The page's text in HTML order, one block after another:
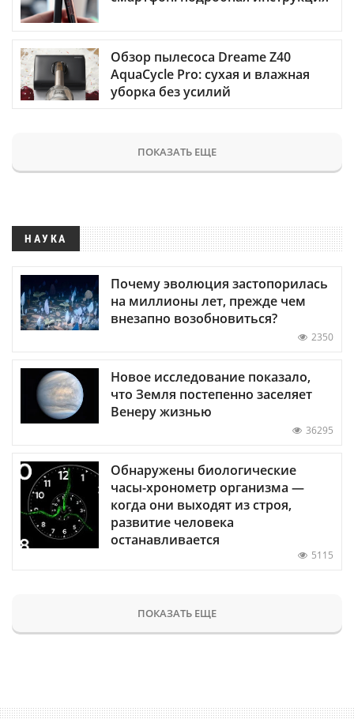
Обзор пылесоса Dreame Z40
AquaCycle Pro: сухая и влажная
уборка без усилий
ПОКАЗАТЬ ЕЩЕ
НАУКА
Почему эволюция застопорилась
на миллионы лет, прежде чем
внезапно возобновиться?
2350
Новое исследование показало,
что Земля постепенно заселяет
Венеру жизнью
36295
Обнаружены биологические
часы-хронометр организма —
когда они выходят из строя,
развитие человека
останавливается
5115
ПОКАЗАТЬ ЕЩЕ